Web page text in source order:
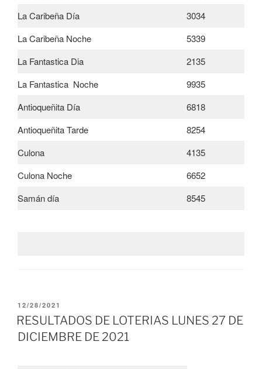
La Caribeña Día
3034
La Caribeña Noche
5339
La Fantastica Dia
2135
La Fantastica Noche
9935
Antioqueñita Día
6818
Antioqueñita Tarde
8254
Culona
4135
Culona Noche
6652
Samán día
8545
PUBLICADO
EL
12/28/2021
RESULTADOS DE LOTERIAS LUNES 27 DE
DICIEMBRE DE 2021